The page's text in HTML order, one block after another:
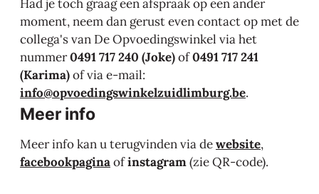
Had je toch graag een afspraak op een ander
moment, neem dan gerust even contact op met de
collega's van De Opvoedingswinkel via het
nummer0491 717 240 (Joke)of0491 717 241
(Karima)of via e-mail:
info@opvoedingswinkelzuidlimburg.be.
Meer info
Meer info kan u terugvinden via dewebsite,
facebookpaginaofinstagram(zie QR-code).